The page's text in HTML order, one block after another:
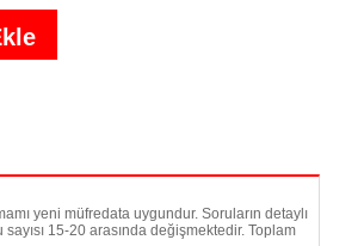
yeni müfredata uygundur. Soruların detaylı
15-20 arasında değişmektedir. Toplam